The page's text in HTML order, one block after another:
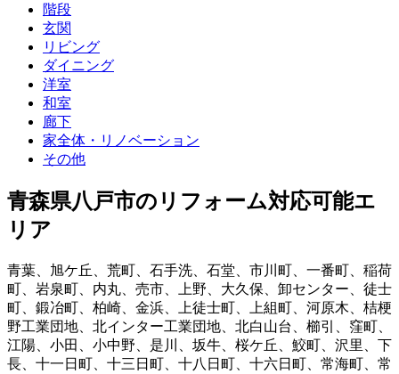
階段
玄関
リビング
ダイニング
洋室
和室
廊下
家全体・リノベーション
その他
青森県八戸市のリフォーム対応可能エ
リア
青葉 旭ケ丘 荒町 石手洗 石堂 市川町 一番町
稲荷
町
岩泉町 内丸 売市 上野 大久保 卸センター
徒士
町
鍛冶町 柏崎 金浜 上徒士町 上組町 河原木
桔梗
野工業団地
北インター工業団地 北白山台 櫛引 窪町
江陽
小田 小中野 是川 坂牛 桜ケ丘 鮫町 沢里
下
長
十一日町 十三日町 十八日町 十六日町 常海町 常